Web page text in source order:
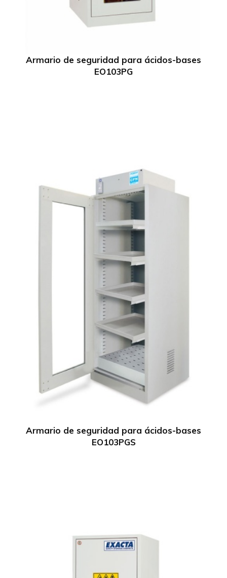
Armario de seguridad para ácidos-bases
EO103PG
Armario de seguridad para ácidos-bases
EO103PGS